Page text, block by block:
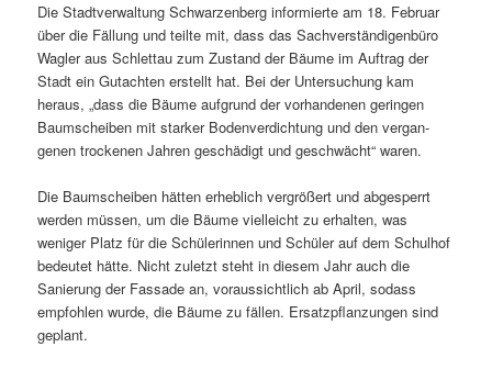
Die Stadtverwaltung Schwarzenberg infor­mierte am 18. Februar
über die Fällung und teilte mit, dass das Sachverständigenbüro
Wagler aus Schlettau zum Zustand der Bäume im Auftrag der
Stadt ein Gutachten erstellt hat. Bei der Untersuchung kam
heraus, „dass die Bäume aufgrund der vorhan­denen geringen
Baumscheiben mit starker Bodenverdichtung und den vergan­
genen trockenen Jahren geschädigt und geschwächt“ waren.
Die Baumscheiben hätten erheb­lich vergrößert und abge­sperrt
werden müssen, um die Bäume viel­leicht zu erhalten, was
weniger Platz für die Schülerinnen und Schüler auf dem Schulhof
bedeutet hätte. Nicht zuletzt steht in diesem Jahr auch die
Sanierung der Fassade an, voraus­sicht­lich ab April, sodass
empfohlen wurde, die Bäume zu fällen. Ersatzpflanzungen sind
geplant.